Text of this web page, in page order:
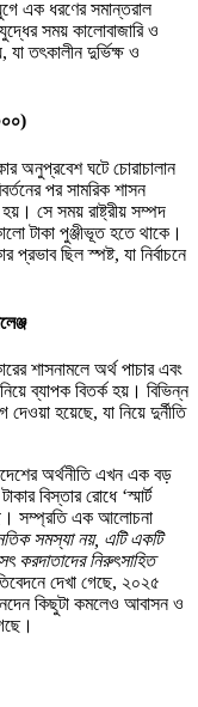
এক ধরণের সমান্তরাল
সময় কালোবাজারি ও
যা তৎকালীন দুর্ভিক্ষ ও
অনুপ্রবেশ ঘটে চোরাচালান
পর সামরিক শাসন
সে সময় রাষ্ট্রীয় সম্পদ
টাকা পুঞ্জীভূত হতে থাকে।
ছিল স্পষ্ট, যা নির্বাচনে
শাসনামলে অর্থ পাচার এবং
ব্যাপক বিতর্ক হয়। বিভিন্ন
হয়েছে, যা নিয়ে দুর্নীতি
অর্থনীতি এখন এক বড়
বিস্তার রোধে ‘স্মার্ট
সম্প্রতি এক আলোচনা
সমস্যা নয়, এটি একটি
করদাতাদের নিরুৎসাহিত
দেখা গেছে, ২০২৫
কিছুটা কমলেও আবাসন ও